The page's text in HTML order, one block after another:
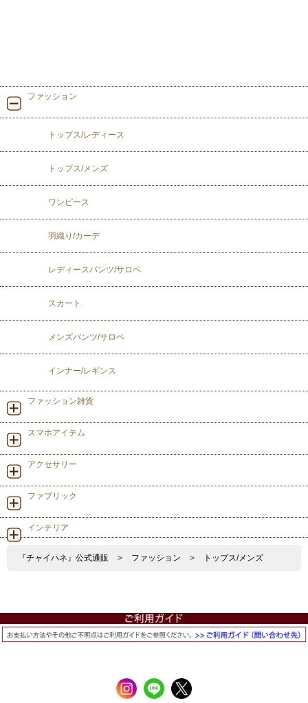
ファッション
トップス/レディース
トップス/メンズ
ワンピース
羽織り/カーデ
レディースパンツ/サロペ
スカート
メンズパンツ/サロペ
インナー/レギンス
ファッション雑貨
スマホアイテム
アクセサリー
ファブリック
インテリア
『チャイハネ』公式通販 > ファッション > トップス/メンズ